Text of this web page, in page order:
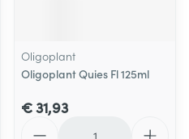
Oligoplant
Oligoplant Quies Fl 125ml
€ 31,93